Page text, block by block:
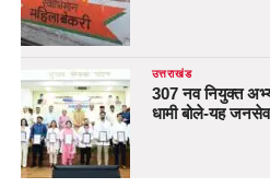
उत्तराखंड
307 नव नियुक्त
धामी बोले-यह